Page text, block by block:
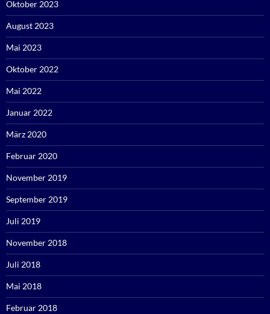
Oktober 2023
August 2023
Mai 2023
Oktober 2022
Mai 2022
Januar 2022
März 2020
Februar 2020
November 2019
September 2019
Juli 2019
November 2018
Juli 2018
Mai 2018
Februar 2018